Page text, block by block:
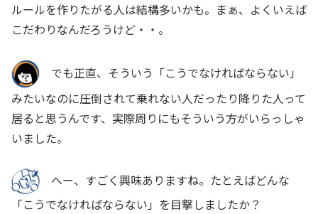
ルールを作りたがる人は結構多いかも。まぁ、よくいえば
こだわりなんだろうけど・・。
でも正直、そういう「こうでなければならない」
みたいなのに圧倒されて乗れない人だったり降りた人って
居ると思うんです、実際周りにもそういう方がいらっしゃ
いました。
へー、すごく興味ありますね。たとえばどんな
「こうでなければならない」を目撃しましたか？